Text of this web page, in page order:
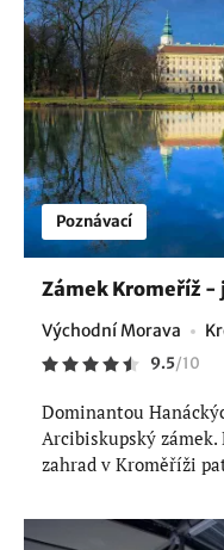
Poznávací
Zámek Kromeříž -
Východní Morava
9.5/10
Dominantou
Arcibiskupský
zahrad v Kroměříži